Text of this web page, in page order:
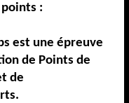
:
est une épreuve
de Points de
de